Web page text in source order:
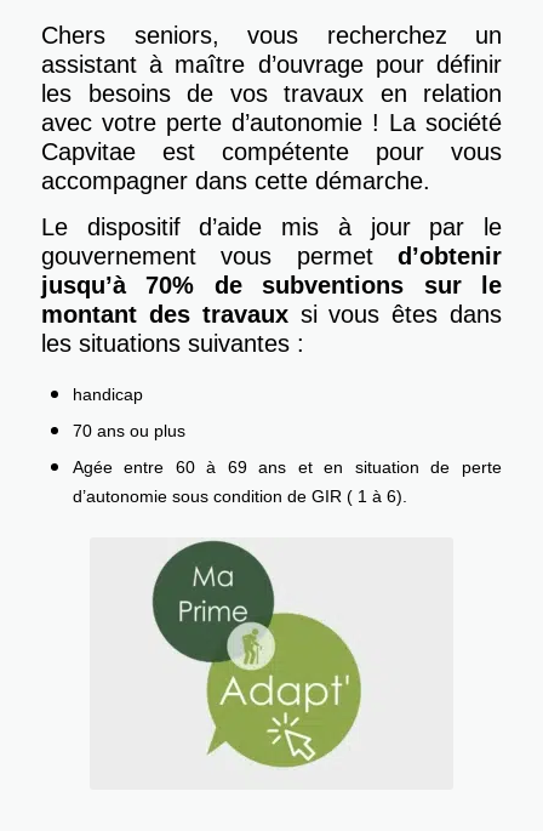
Chers seniors, vous recherchez un
assistant à maître d’ouvrage pour définir
les besoins de vos travaux en relation
avec votre perte d’autonomie ! La société
Capvitae est compétente pour vous
accompagner dans cette démarche.
Le dispositif d’aide mis à jour par le
gouvernement vous permet d’obtenir
jusqu’à 70% de subventions sur le
montant des travauxsi vous êtes dans
les situations suivantes :
handicap
70 ans ou plus
Agée entre 60 à 69 ans et en situation de perte
d’autonomie sous condition de GIR ( 1 à 6).